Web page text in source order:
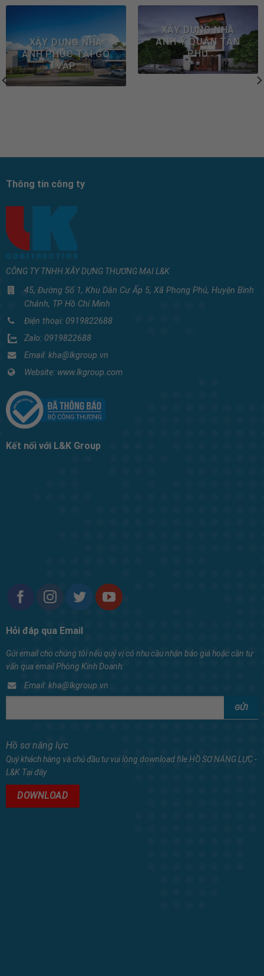
XÂY DỰNG NHÀ
ANH PHÚC TẠI GÒ
VẤP
XÂY DỰNG NHÀ
ANH Ý QUẬN TÂN
PHÚ
Thông tin công ty
CÔNG TY TNHH XÂY DỰNG THƯƠNG MẠI L&K
45, Đường Số 1, Khu Dân Cư Ấp 5, Xã Phong Phú, Huyện Bình
Chánh, TP Hồ Chí Minh
Điện thoại: 0919822688
Zalo: 0919822688
Email: kha@lkgroup.vn
Website: www.lkgroup.com
Kết nối với L&K Group
Hỏi đáp qua Email
Gửi email cho chúng tôi nếu quý vị có nhu cầu nhận báo giá hoặc cần tư
vấn qua email Phòng Kinh Doanh:
Email: kha@lkgroup.vn
Hồ sơ năng lực
Quý khách hàng và chủ đầu tư vui lòng download file HỒ SƠ NĂNG LỰC -
L&K Tại đây
DOWNLOAD